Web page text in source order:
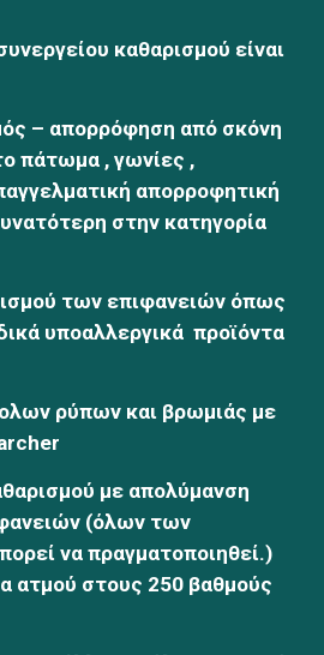
καθαρισμού είναι
– απορρόφηση από σκόνη
πάτωμα , γωνίες ,
απορροφητική
στην κατηγορία
των επιφανειών όπως
υποαλλεργικά  προϊόντα
ρύπων και βρωμιάς με
με απολύμανση
(όλων των
να πραγματοποιηθεί.)
ατμού στους 250 βαθμούς